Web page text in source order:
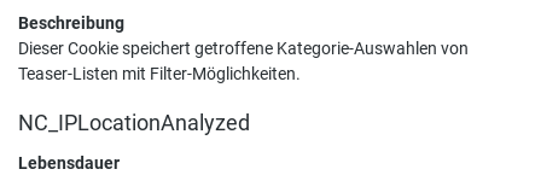
Beschreibung
Dieser Cookie speichert getroffene Kategorie-Auswahlen von
Teaser-Listen mit Filter-Möglichkeiten.
NC_IPLocationAnalyzed
Lebensdauer